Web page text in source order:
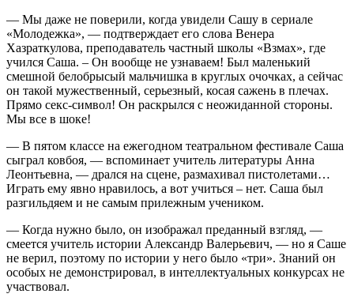
— Мы даже не поверили, когда увидели Сашу в сериале
«Молодежка», — подтверждает его слова Венера
Хазраткулова, преподаватель частный школы «Взмах», где
учился Саша. – Он вообще не узнаваем! Был маленький
смешной белобрысый мальчишка в круглых очочках, а сейчас
он такой мужественный, серьезный, косая сажень в плечах.
Прямо секс-символ! Он раскрылся с неожиданной стороны.
Мы все в шоке!
— В пятом классе на ежегодном театральном фестивале Саша
сыграл ковбоя, — вспоминает учитель литературы Анна
Леонтьевна, — дрался на сцене, размахивал пистолетами…
Играть ему явно нравилось, а вот учиться – нет. Саша был
разгильдяем и не самым прилежным учеником.
— Когда нужно было, он изображал преданный взгляд, —
смеется учитель истории Александр Валерьевич, — но я Саше
не верил, поэтому по истории у него было «три». Знаний он
особых не демонстрировал, в интеллектуальных конкурсах не
участвовал.